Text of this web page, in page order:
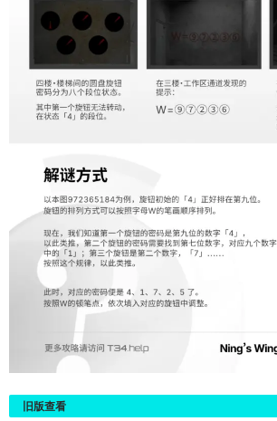
旧版查看